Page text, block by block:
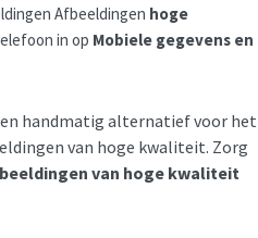
Afbeeldingen hoge
in op Mobiele gegevens en
handmatig alternatief voor het
van hoge kwaliteit. Zorg
van hoge kwaliteit